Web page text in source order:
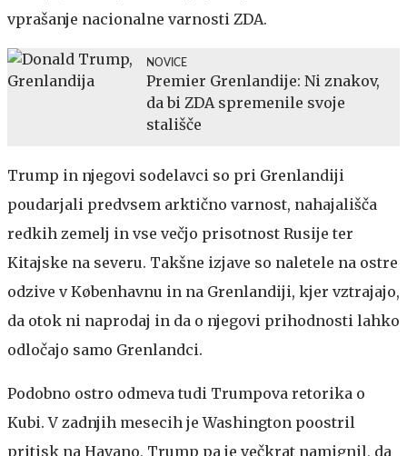
vprašanje nacionalne varnosti ZDA.
NOVICE
Premier Grenlandije: Ni znakov,
da bi ZDA spremenile svoje
stališče
Trump in njegovi sodelavci so pri Grenlandiji
poudarjali predvsem arktično varnost, nahajališča
redkih zemelj in vse večjo prisotnost Rusije ter
Kitajske na severu. Takšne izjave so naletele na ostre
odzive v Københavnu in na Grenlandiji, kjer vztrajajo,
da otok ni naprodaj in da o njegovi prihodnosti lahko
odločajo samo Grenlandci.
Podobno ostro odmeva tudi Trumpova retorika o
Kubi. V zadnjih mesecih je Washington poostril
pritisk na Havano, Trump pa je večkrat namignil, da